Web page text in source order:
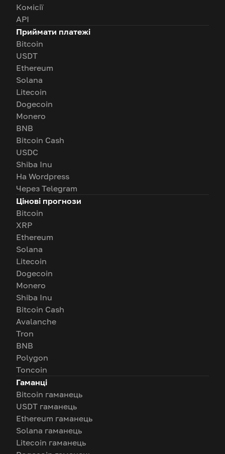
Комісії
API
Приймати платежі
Bitcoin
USDT
Ethereum
Solana
Litecoin
Dogecoin
Monero
BNB
Bitcoin Cash
USDC
Shiba Inu
На Wordpress
Через Telegram
Цінові прогнози
Bitcoin
XRP
Ethereum
Solana
Litecoin
Dogecoin
Monero
Shiba Inu
Bitcoin Cash
Avalanche
Tron
BNB
Polygon
Toncoin
Гаманці
Bitcoin гаманець
USDT гаманець
Ethereum гаманець
Solana гаманець
Litecoin гаманець